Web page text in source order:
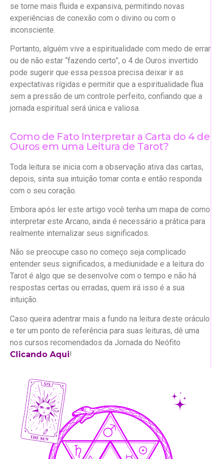
se torne mais fluida e expansiva, permitindo novas
experiências de conexão com o divino ou com o
inconsciente.
Portanto, alguém vive a espiritualidade com medo de errar
ou de não estar “fazendo certo”, o 4 de Ouros invertido
pode sugerir que essa pessoa precisa deixar ir as
expectativas rígidas e permitir que a espiritualidade flua
sem a pressão de um controle perfeito, confiando que a
jornada espiritual será única e valiosa.
Como de Fato Interpretar a Carta do 4 de
Ouros em uma Leitura de Tarot?
Toda leitura se inicia com a observação ativa das cartas,
depois, sinta sua intuição tomar conta e então responda
com o seu coração.
Embora após ler este artigo você tenha um mapa de como
interpretar este Arcano, ainda é necessário a prática para
realmente internalizar seus significados.
Não se preocupe caso no começo seja complicado
entender seus significados, a mediunidade e a leitura do
Tarot é algo que se desenvolve com o tempo e não há
respostas certas ou erradas, quem irá isso é a sua
intuição.
Caso queira adentrar mais a fundo na leitura deste oráculo
e ter um ponto de referência para suas leituras, dê uma
nos cursos recomendados da Jornada do Neófito
Clicando Aqui!